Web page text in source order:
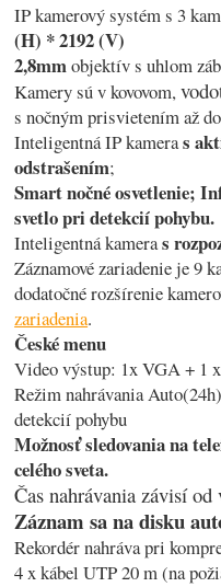
IP kamerový systém s 3
(H) * 2192 (V)
2,8mmobjektív s uhlom
Kamery sú v kovovom,
s nočným prisvietením až
Inteligentná IP kameras
odstrašením;
Smart nočné osvetlenie;
svetlo pri detekcií pohybu.
Inteligentná kameras
Záznamové zariadenie je 9
dodatočné rozšírenie
zariadenia.
České menu
Video výstup: 1x VGA + 1
Režim nahrávania
detekcií pohybu
Možnosť sledovania na
celého sveta.
Čas nahrávania závisí
Záznam sa na disku
Rekordér nahráva pri
4 x kábel UTP 20 m (na